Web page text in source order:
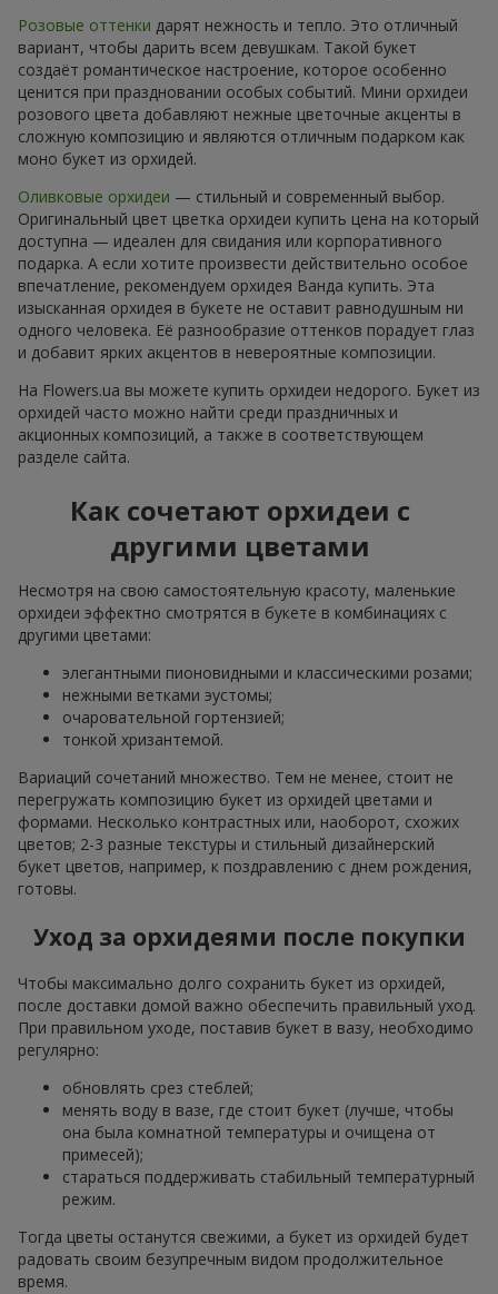
Розовые оттенки дарят нежность и тепло. Это отличный
вариант, чтобы дарить всем девушкам. Такой букет
создаёт романтическое настроение, которое особенно
ценится при праздновании особых событий. Мини орхидеи
розового цвета добавляют нежные цветочные акценты в
сложную композицию и являются отличным подарком как
моно букет из орхидей.
Оливковые орхидеи — стильный и современный выбор.
Оригинальный цвет цветка орхидеи купить цена на который
доступна — идеален для свидания или корпоративного
подарка. А если хотите произвести действительно особое
впечатление, рекомендуем орхидея Ванда купить. Эта
изысканная орхидея в букете не оставит равнодушным ни
одного человека. Её разнообразие оттенков порадует глаз
и добавит ярких акцентов в невероятные композиции.
На Flowers.ua вы можете купить орхидеи недорого. Букет из
орхидей часто можно найти среди праздничных и
акционных композиций, а также в соответствующем
разделе сайта.
Как сочетают орхидеи с
другими цветами
Несмотря на свою самостоятельную красоту, маленькие
орхидеи эффектно смотрятся в букете в комбинациях с
другими цветами:
элегантными пионовидными и классическими розами;
нежными ветками эустомы;
очаровательной гортензией;
тонкой хризантемой.
Вариаций сочетаний множество. Тем не менее, стоит не
перегружать композицию букет из орхидей цветами и
формами. Несколько контрастных или, наоборот, схожих
цветов; 2-3 разные текстуры и стильный дизайнерский
букет цветов, например, к поздравлению с днем рождения,
готовы.
Уход за орхидеями после покупки
Чтобы максимально долго сохранить букет из орхидей,
после доставки домой важно обеспечить правильный уход.
При правильном уходе, поставив букет в вазу, необходимо
регулярно:
обновлять срез стеблей;
менять воду в вазе, где стоит букет (лучше, чтобы
она была комнатной температуры и очищена от
примесей);
стараться поддерживать стабильный температурный
режим.
Тогда цветы останутся свежими, а букет из орхидей будет
радовать своим безупречным видом продолжительное
время.